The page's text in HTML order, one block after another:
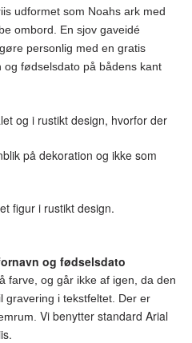
udformet som Noahs ark med
ombord. En sjov gaveidé
personlig med en gratis
fødselsdato på bådens kant
og i rustikt design, hvorfor der
på dekoration og ikke som
figur i rustikt design.
og fødselsdato
farve, og går ikke af igen, da den
gravering i tekstfeltet. Der er
Vi benytter standard Arial